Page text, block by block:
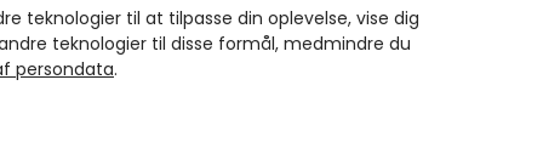
teknologier til at tilpasse din oplevelse, vise dig
teknologier til disse formål, medmindre du
persondata.